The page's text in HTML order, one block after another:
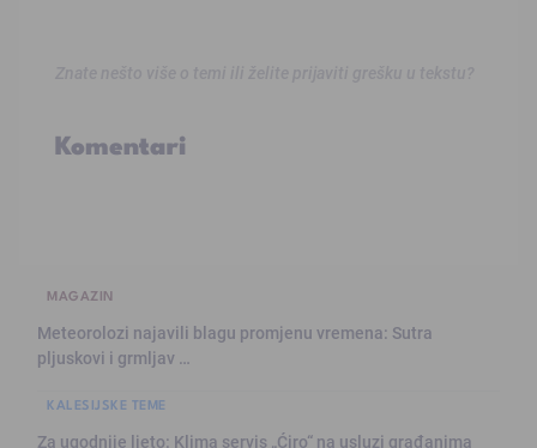
Komentari
MAGAZIN
Meteorolozi najavili blagu promjenu vremena: Sutra
pljuskovi i grmljav …
KALESIJSKE TEME
Za ugodnije ljeto: Klima servis „Ćiro“ na usluzi građanima